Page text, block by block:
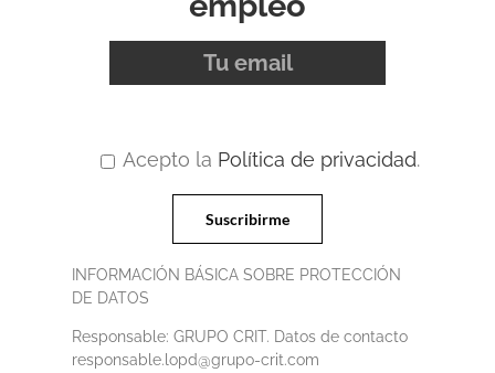
Acepto la Política de privacidad.
INFORMACIÓN BÁSICA SOBRE PROTECCIÓN
DE DATOS
Responsable: GRUPO CRIT. Datos de contacto
responsable.lopd@grupo-crit.com